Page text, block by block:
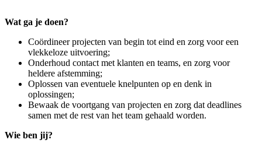
Wat ga je doen?
Coördineer projecten van begin tot eind en zorg voor een
vlekkeloze uitvoering;
Onderhoud contact met klanten en teams, en zorg voor
heldere afstemming;
Oplossen van eventuele knelpunten op en denk in
oplossingen;
Bewaak de voortgang van projecten en zorg dat deadlines
samen met de rest van het team gehaald worden.
Wie ben jij?